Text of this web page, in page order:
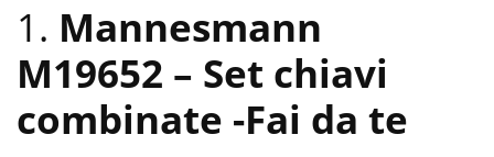
1. Mannesmann
M19652 – Set chiavi
combinate -Fai da te